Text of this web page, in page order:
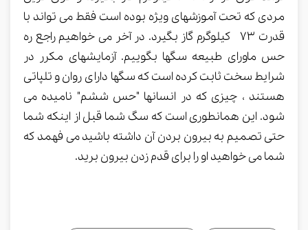
مردی که تحت آموزشهای ویژه بوده است فقط می تواند با
قدرت 73 کیلوگرم گاز بگیرد. در آخر می خواهیم راجع ره
حس ماورای طبیعه سگها بگوییم. آزمایشهای مکرر در
شرایط سخت ثابت کرده است که سگها دارای روان و تلپاتی
هستند ، چیزی که در انسانها "حس ششم" نامیده می
شود. این همانطوری است که سگ شما قبل از اینکه شما
حتی تصمیم به بیرون بردن آن داشته باشید می فهمد که
شما می خواهید او را برای قدم زدن بیرون برید.